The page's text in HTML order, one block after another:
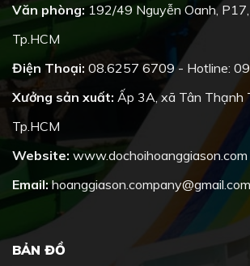
Văn phòng: 192/49 Nguyễn Oanh, P17,
Tp.HCM
Điện Thoại: 08.6257 6709 - Hotline:
Xưởng sản xuất: Ấp 3A, xã Tân Thạnh
Tp.HCM
Website: www.dochoihoanggiason.com
Email:hoanggiason.company@gmail.com
BẢN ĐỒ